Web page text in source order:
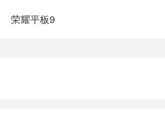
荣耀平板9